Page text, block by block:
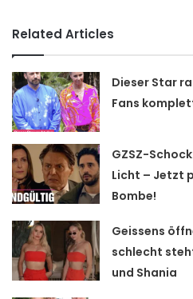
Related Articles
Dieser Star
Fans
GZSZ-
Licht – Jetzt
Bombe!
Geissens
schlecht
und Shania